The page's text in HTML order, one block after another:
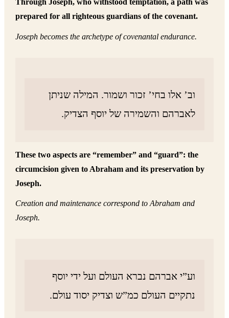
Through Joseph, who withstood temptation, a path was
prepared for all righteous guardians of the covenant.
Joseph becomes the archetype of covenantal endurance.
וב’ אלו בחי’ זכור ושמור. המילה שניתן
לאברהם והשמירה של יוסף הצדיק.
These two aspects are “remember” and “guard”: the
circumcision given to Abraham and its preservation by
Joseph.
Creation and maintenance correspond to Abraham and
Joseph.
וע”י אברהם נברא העולם ועל ידי יוסף
נתקיים העולם כמ”ש וצדיק יסוד עולם.